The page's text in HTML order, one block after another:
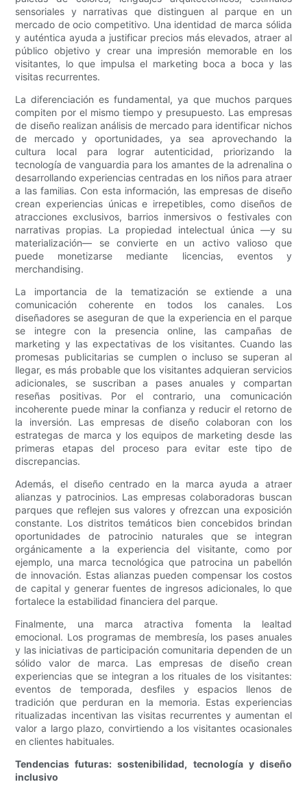
sensoriales y narrativas que distinguen al parque en un
mercado de ocio competitivo. Una identidad de marca sólida
y auténtica ayuda a justificar precios más elevados, atraer al
público objetivo y crear una impresión memorable en los
visitantes, lo que impulsa el marketing boca a boca y las
visitas recurrentes.
La diferenciación es fundamental, ya que muchos parques
compiten por el mismo tiempo y presupuesto. Las empresas
de diseño realizan análisis de mercado para identificar nichos
de mercado y oportunidades, ya sea aprovechando la
cultura local para lograr autenticidad, priorizando la
tecnología de vanguardia para los amantes de la adrenalina o
desarrollando experiencias centradas en los niños para atraer
a las familias. Con esta información, las empresas de diseño
crean experiencias únicas e irrepetibles, como diseños de
atracciones exclusivos, barrios inmersivos o festivales con
narrativas propias. La propiedad intelectual única —y su
materialización— se convierte en un activo valioso que
puede monetizarse mediante licencias, eventos y
merchandising.
La importancia de la tematización se extiende a una
comunicación coherente en todos los canales. Los
diseñadores se aseguran de que la experiencia en el parque
se integre con la presencia online, las campañas de
marketing y las expectativas de los visitantes. Cuando las
promesas publicitarias se cumplen o incluso se superan al
llegar, es más probable que los visitantes adquieran servicios
adicionales, se suscriban a pases anuales y compartan
reseñas positivas. Por el contrario, una comunicación
incoherente puede minar la confianza y reducir el retorno de
la inversión. Las empresas de diseño colaboran con los
estrategas de marca y los equipos de marketing desde las
primeras etapas del proceso para evitar este tipo de
discrepancias.
Además, el diseño centrado en la marca ayuda a atraer
alianzas y patrocinios. Las empresas colaboradoras buscan
parques que reflejen sus valores y ofrezcan una exposición
constante. Los distritos temáticos bien concebidos brindan
oportunidades de patrocinio naturales que se integran
orgánicamente a la experiencia del visitante, como por
ejemplo, una marca tecnológica que patrocina un pabellón
de innovación. Estas alianzas pueden compensar los costos
de capital y generar fuentes de ingresos adicionales, lo que
fortalece la estabilidad financiera del parque.
Finalmente, una marca atractiva fomenta la lealtad
emocional. Los programas de membresía, los pases anuales
y las iniciativas de participación comunitaria dependen de un
sólido valor de marca. Las empresas de diseño crean
experiencias que se integran a los rituales de los visitantes:
eventos de temporada, desfiles y espacios llenos de
tradición que perduran en la memoria. Estas experiencias
ritualizadas incentivan las visitas recurrentes y aumentan el
valor a largo plazo, convirtiendo a los visitantes ocasionales
en clientes habituales.
Tendencias futuras: sostenibilidad, tecnología y diseño
inclusivo